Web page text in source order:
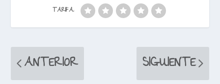
TARIFA:
ANTERIOR SIGUIENTE